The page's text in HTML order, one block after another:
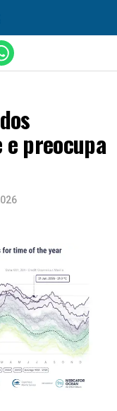
preocupa